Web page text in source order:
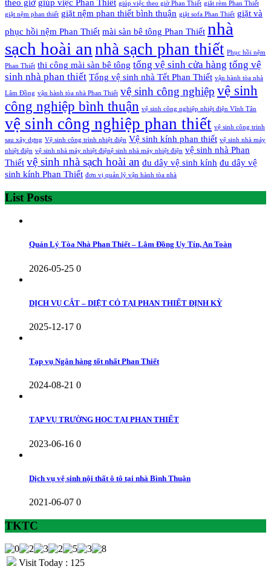
theo giờ giúp việc Phan Thiết giúp việc theo giờ Phan Thiết giăt rèm Phan Thiết
giặt nệm phan thiết giặt nệm phan thiết bình thuận giặt sofa Phan Thiết giặt và
phục hồi nệm Phan Thiết mài sàn bê tông Phan Thiết nhà
sạch hoài an nhà sạch phan thiết Phục hồi nệm
Phan Thiết thi công mài sàn bê tông tổng vệ sinh cửa hàng tổng vệ
sinh nhà phan thiết Tổng vệ sinh nhà Tết Phan Thiết vận hành tòa nhà
Lâm Đồng vận hành tòa nhà Phan Thiết vệ sinh công nghiệp vệ sinh
công nghiệp bình thuận vệ sinh công nghiệp nhiệt điện Vĩnh Tân
vệ sinh công nghiệp phan thiết vệ sinh công trinh
sau xây dựng Vệ sinh công trình nhiệt điện Vệ sinh kính phan thiết vệ sinh nhà máy
nhiệt điện vệ sinh nhà máy nhiệt điệnệ sinh nhà máy nhiệt điện vệ sinh nhà Phan
Thiết vệ sinh nhà sạch hoài an đu dây vệ sinh kính đu dây vệ
sinh kính Phan Thiết đơn vị quản lý vận hành tòa nhà
List Posts
Quản Lý Tòa Nhà Phan Thiết – Lâm Đồng Uy Tín, An Toàn
2026-05-25 0
DỊCH VỤ CẮT – DIỆT CỎ TẠI PHAN THIẾT ĐỊNH KỲ
2025-12-17 0
Tạp vụ Ngân hàng tốt nhất Phan Thiết
2024-08-21 0
TẠP VỤ TRƯỜNG HỌC TẠI PHAN THIẾT
2023-06-16 0
Dịch vụ vệ sinh nội thất ô tô tại nhà Bình Thuận
2021-06-07 0
TKTC
Visit Today : 125